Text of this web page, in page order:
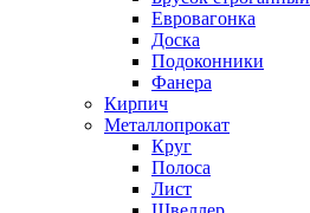
Евровагонка
Доска
Подоконники
Фанера
Кирпич
Металлопрокат
Круг
Полоса
Лист